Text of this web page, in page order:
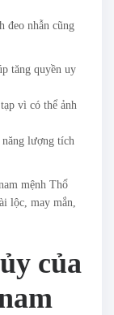
đeo nhẫn cũng
tăng quyền uy
vì có thể ảnh
lượng tích
mệnh Thổ
lộc, may mắn,
của